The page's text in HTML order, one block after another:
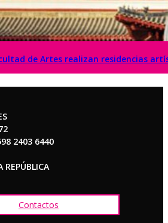
de Artes realizan residencias
2403 6440
REPÚBLICA
Contactos